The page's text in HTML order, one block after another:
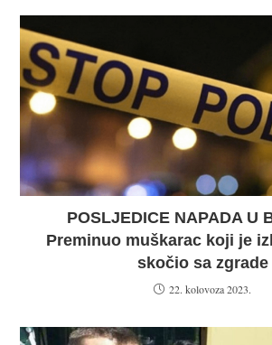
POSLJEDICE NAPADA U
Preminuo muškarac koji je
skočio sa zgrade
22. kolovoza 2023.